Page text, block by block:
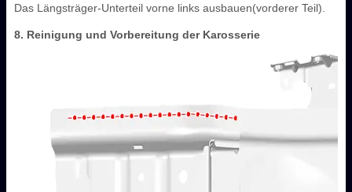
Das Längsträger-Unterteil vorne links ausbauen(vorderer Teil).
8. Reinigung und Vorbereitung der Karosserie